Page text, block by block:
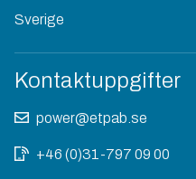
Sverige
Kontaktuppgifter
power@etpab.se
+46 (0)31-797 09 00